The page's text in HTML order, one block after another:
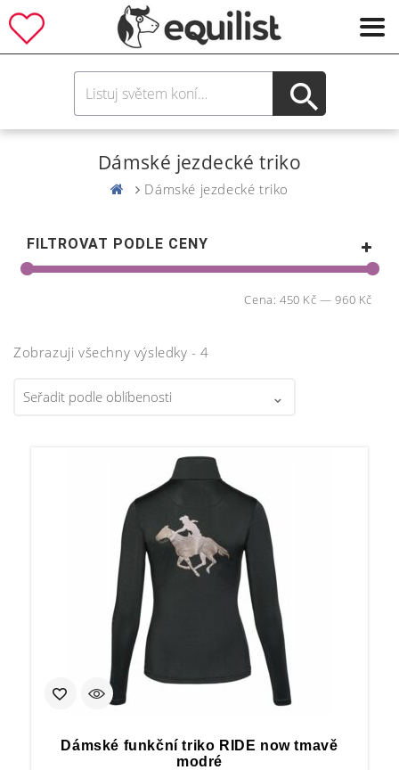
Dámské jezdecké triko
Dámské jezdecké triko
FILTROVAT PODLE CENY
Cena: 450 Kč —960 Kč
Zobrazuji všechny výsledky - 4
Dámské funkční triko RIDE now tmavě
modré